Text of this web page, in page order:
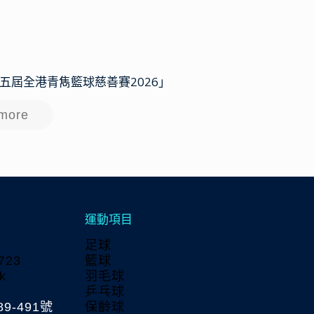
屆全港青雋籃球慈善賽2026」
491號
運動項目
足球
籃球
羽毛球
乒乓球
保齡球